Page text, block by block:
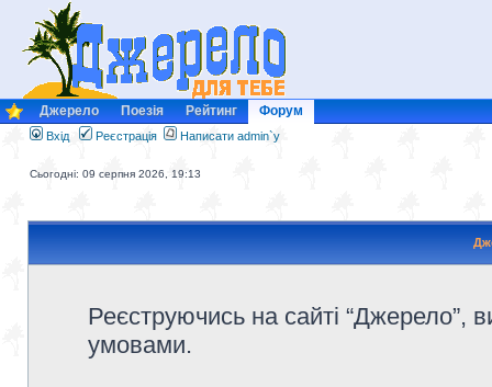
Джерело Поезія Рейтинг Форум
Вхід Реєстрація Написати admin`у
Сьогодні: 09 серпня 2026, 19:13
Реєструючись на сайті “Джерело”,
умовами.